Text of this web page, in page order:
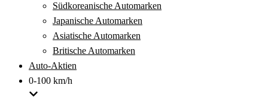
Südkoreanische Automarken
Japanische Automarken
Asiatische Automarken
Britische Automarken
Auto-Aktien
0-100 km/h